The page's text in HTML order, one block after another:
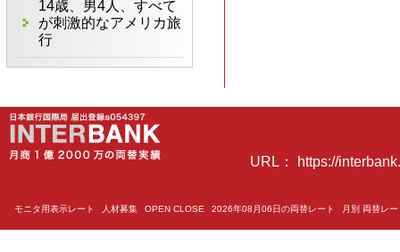
14歳、男4人、すべて
が刺激的なアメリカ旅
行
URL： https://
モニタ用表示レート 人材募集 OPEN CLOSE 2026年08月06日の両替レート 月別 両替レ